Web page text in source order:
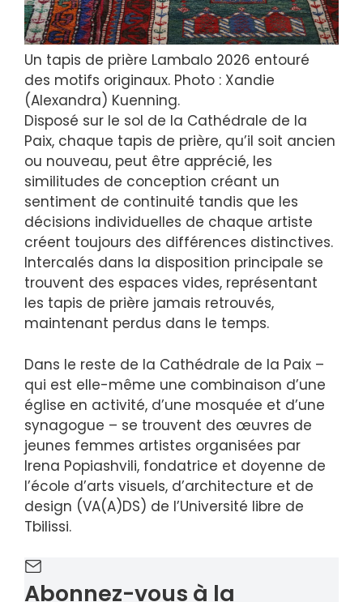
Un tapis de prière Lambalo 2026 entouré
des motifs originaux. Photo : Xandie
(Alexandra) Kuenning.
Disposé sur le sol de la Cathédrale de la
Paix, chaque tapis de prière, qu’il soit ancien
ou nouveau, peut être apprécié, les
similitudes de conception créant un
sentiment de continuité tandis que les
décisions individuelles de chaque artiste
créent toujours des différences distinctives.
Intercalés dans la disposition principale se
trouvent des espaces vides, représentant
les tapis de prière jamais retrouvés,
maintenant perdus dans le temps.
Dans le reste de la Cathédrale de la Paix –
qui est elle-même une combinaison d’une
église en activité, d’une mosquée et d’une
synagogue – se trouvent des œuvres de
jeunes femmes artistes organisées par
Irena Popiashvili, fondatrice et doyenne de
l’école d’arts visuels, d’architecture et de
design (VA(A)DS) de l’Université libre de
Tbilissi.
Abonnez-vous à la